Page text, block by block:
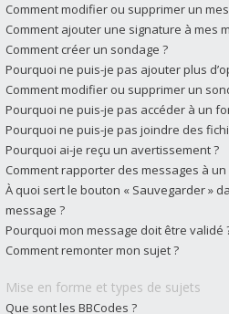
Comment modifier ou supprimer un
Comment ajouter une signature à mes
Comment créer un sondage ?
Pourquoi ne puis-je pas ajouter plus
Comment modifier ou supprimer un
Pourquoi ne puis-je pas accéder à un
Pourquoi ne puis-je pas joindre des
Pourquoi ai-je reçu un avertissement ?
Comment rapporter des messages à
À quoi sert le bouton « Sauvegarder »
message ?
Pourquoi mon message doit être validé
Comment remonter mon sujet ?
Mise en forme et types de sujets
Que sont les BBCodes ?